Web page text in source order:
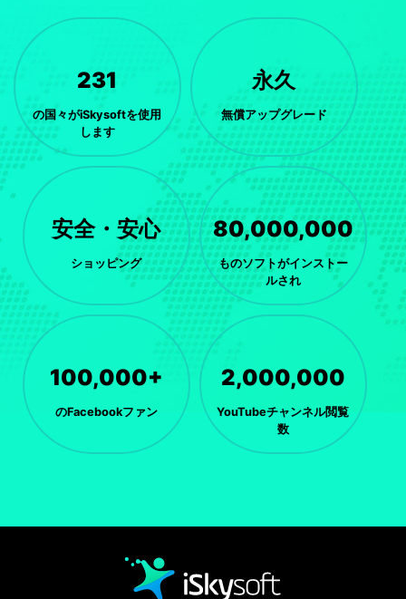
231
の国々がiSkysoftを使用
します
永久
無償アップグレード
安全・安心
ショッピング
80,000,000
ものソフトがインストー
ルされ
100,000+
のFacebookファン
2,000,000
YouTubeチャンネル閲覧
数